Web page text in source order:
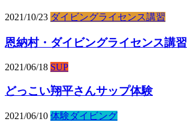
2021/10/23 ダイビングライセンス講習
恩納村・ダイビングライセンス講習
2021/06/18 SUP
どっこい翔平さんサップ体験
2021/06/10 体験ダイビング